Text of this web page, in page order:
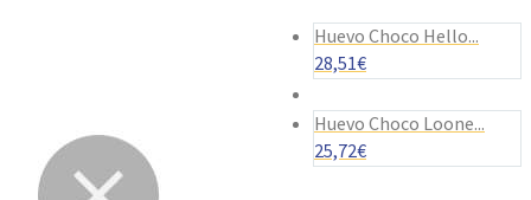
Huevo Choco Hello...
28,51€
Huevo Choco Loone...
25,72€